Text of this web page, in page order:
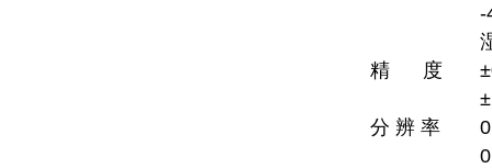
-
精 度
分 辨 率